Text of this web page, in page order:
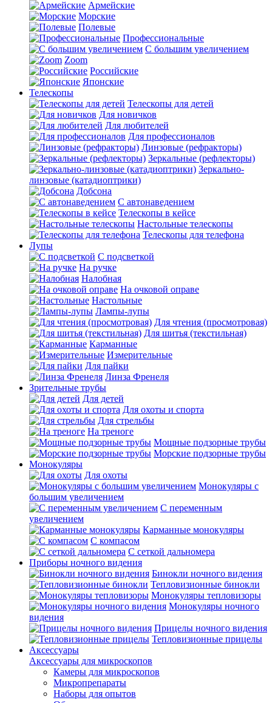
Армейские
Морские
Полевые
Профессиональные
С большим увеличением
Zoom
Российские
Японские
Телескопы
Телескопы для детей
Для новичков
Для любителей
Для профессионалов
Линзовые (рефракторы)
Зеркальные (рефлекторы)
Зеркально-
линзовые (катадиоптрики)
Добсона
С автонаведением
Телескопы в кейсе
Настольные телескопы
Телескопы для телефона
Лупы
С подсветкой
На ручке
Налобная
На очковой оправе
Настольные
Лампы-лупы
Для чтения (просмотровая)
Для шитья (текстильная)
Карманные
Измерительные
Для пайки
Линза Френеля
Зрительные трубы
Для детей
Для охоты и спорта
Для стрельбы
На треноге
Мощные подзорные трубы
Морские подзорные трубы
Монокуляры
Для охоты
Монокуляры с
большим увеличением
С переменным
увеличением
Карманные монокуляры
С компасом
С сеткой дальномера
Приборы ночного видения
Бинокли ночного видения
Тепловизионные бинокли
Монокуляры тепловизоры
Монокуляры ночного
видения
Прицелы ночного видения
Тепловизионные прицелы
Аксессуары
Аксессуары для микроскопов
Камеры для микроскопов
Микропрепараты
Наборы для опытов